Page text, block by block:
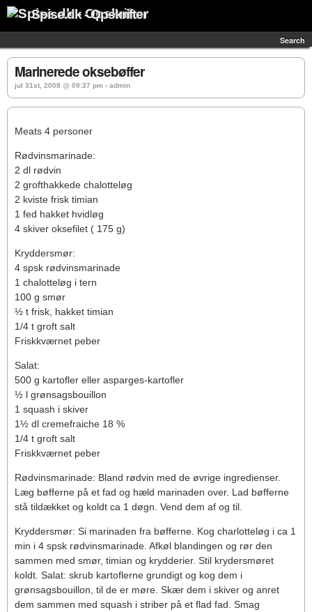
Spise.dk - Opskrifter
Search
Marinerede oksebøffer
jul 31st, 2008 @ 09:37 pm › admin
Meats 4 personer
Rødvinsmarinade:
2 dl rødvin
2 grofthakkede chalotteløg
2 kviste frisk timian
1 fed hakket hvidløg
4 skiver oksefilet ( 175 g)
Kryddersmør:
4 spsk rødvinsmarinade
1 chalotteløg i tern
100 g smør
½ t frisk, hakket timian
1/4 t groft salt
Friskkværnet peber
Salat:
500 g kartofler eller asparges-kartofler
½ l grønsagsbouillon
1 squash i skiver
1½ dl cremefraiche 18 %
1/4 t groft salt
Friskkværnet peber
Rødvinsmarinade: Bland rødvin med de øvrige ingredienser.
Læg bøfferne på et fad og hæld marinaden over. Lad bøfferne
stå tildækket og koldt ca 1 døgn. Vend dem af og til.
Kryddersmør: Si marinaden fra bøfferne. Kog charlotteløg i ca 1
min i 4 spsk rødvinsmarinade. Afkøl blandingen og rør den
sammen med smør, timian og krydderier. Stil krydersmøret
koldt. Salat: skrub kartoflerne grundigt og kog dem i
grønsagsbouillon, til de er møre. Skær dem i skiver og anret
dem sammen med squash i striber på et flad fad. Smag